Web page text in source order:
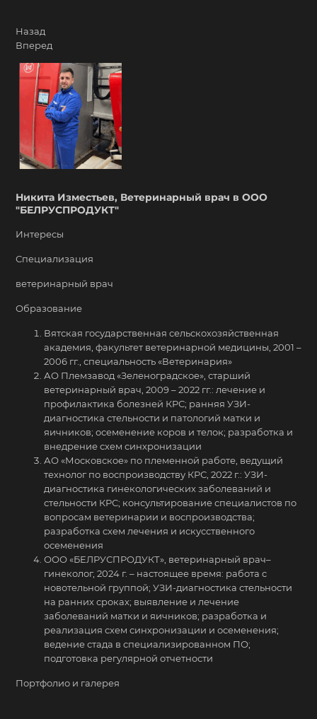
Назад
Вперед
Никита Изместьев, Ветеринарный врач в ООО
"БЕЛРУСПРОДУКТ"
Интересы
Специализация
ветеринарный врач
Образование
Вятская государственная сельскохозяйственная
академия, факультет ветеринарной медицины, 2001 –
2006 гг., специальность «Ветеринария»
АО Племзавод «Зеленоградское», старший
ветеринарный врач, 2009 – 2022 гг.: лечение и
профилактика болезней КРС; ранняя УЗИ-
диагностика стельности и патологий матки и
яичников; осеменение коров и телок; разработка и
внедрение схем синхронизации
АО «Московское» по племенной работе, ведущий
технолог по воспроизводству КРС, 2022 г.: УЗИ-
диагностика гинекологических заболеваний и
стельности КРС; консультирование специалистов по
вопросам ветеринарии и воспроизводства;
разработка схем лечения и искусственного
осеменения
ООО «БЕЛРУСПРОДУКТ», ветеринарный врач–
гинеколог, 2024 г. – настоящее время: работа с
новотельной группой; УЗИ-диагностика стельности
на ранних сроках; выявление и лечение
заболеваний матки и яичников; разработка и
реализация схем синхронизации и осеменения;
ведение стада в специализированном ПО;
подготовка регулярной отчетности
Портфолио и галерея